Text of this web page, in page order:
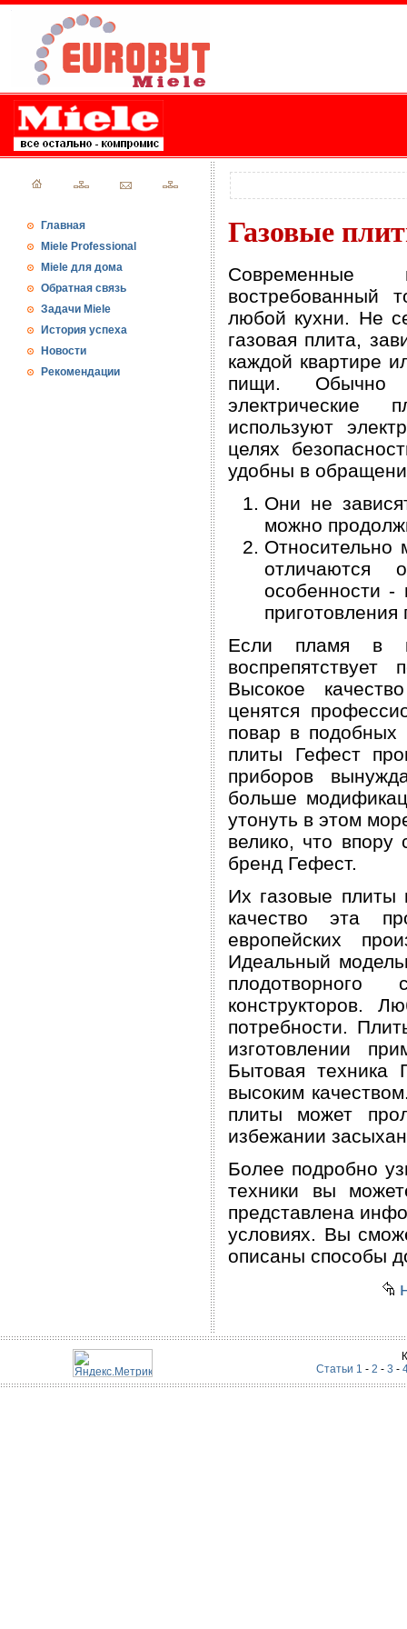
Главная
Miele Professional
Miele для дома
Обратная связь
Задачи Miele
История успеха
Новости
Рекомендации
Газовые
Современные
востребованный
любой кухни. Не
газовая плита,
каждой квартире
пищи. Обычно
используют
целях
удобны в
Они не
можно
Относительно
отличаются
особенности -
Если пламя в
воспрепятствует
Высокое
ценятся
повар в подобных
плиты Гефест
приборов
больше
утонуть в этом
велико, что
бренд Гефест.
Их газовые
качество эта
европейских
Идеальный
плодотворного
конструкторов.
потребности.
изготовлении
Бытовая техника
высоким
плиты может
избежании
Более подробно
техники вы
представлена
условиях. Вы
описаны способы
Статьи 1 - 2 - 3 -